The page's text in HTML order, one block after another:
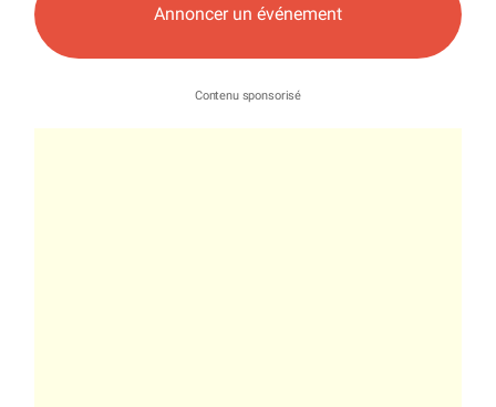
Annoncer un événement